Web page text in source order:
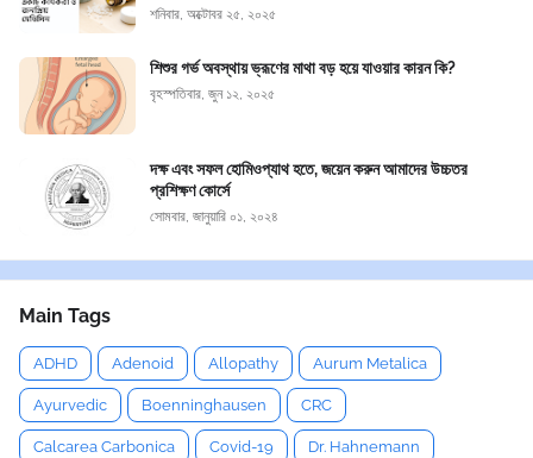
শনিবার, অক্টোবর ২৫, ২০২৫
শিশুর গর্ভ অবস্থায় ভ্রূণের মাথা বড় হয়ে যাওয়ার কারন কি?
বৃহস্পতিবার, জুন ১২, ২০২৫
দক্ষ এবং সফল হোমিওপ্যাথ হতে, জয়েন করুন আমাদের উচ্চতর
প্রশিক্ষণ কোর্সে
সোমবার, জানুয়ারি ০১, ২০২৪
Main Tags
ADHD Adenoid Allopathy Aurum Metalica
Ayurvedic Boenninghausen CRC
Calcarea Carbonica Covid-19 Dr. Hahnemann